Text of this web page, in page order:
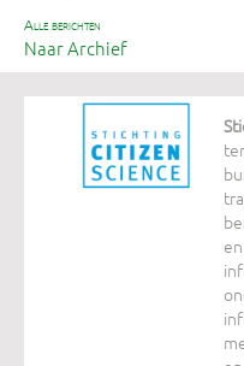
alle berichten
Naar Archief